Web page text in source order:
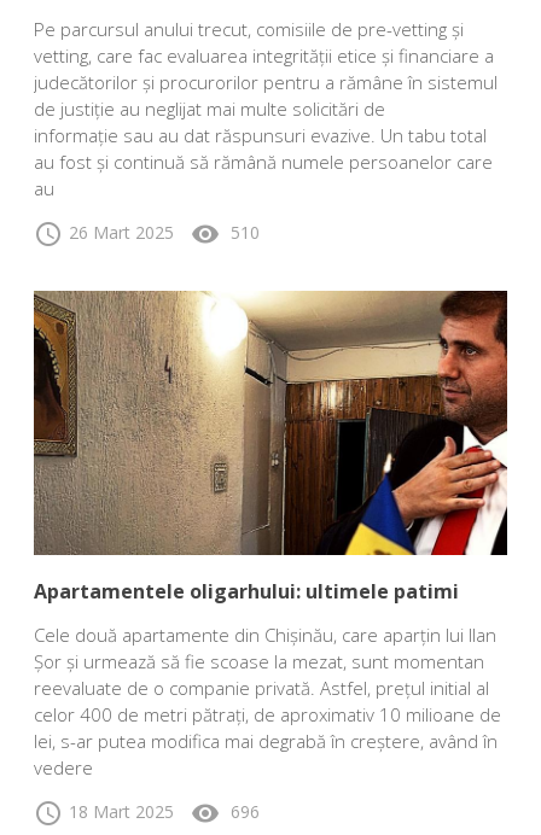
Pe parcursul anului trecut, comisiile de pre-vetting și
vetting, care fac evaluarea integrității etice și financiare a
judecătorilor și procurorilor pentru a rămâne în sistemul
de justiție au neglijat mai multe solicitări de
informație sau au dat răspunsuri evazive. Un tabu total
au fost și continuă să rămână numele persoanelor care
au
schedule 26 Mart 2025 visibility 510
Apartamentele oligarhului: ultimele patimi
Cele două apartamente din Chișinău, care aparțin lui Ilan
Șor și urmează să fie scoase la mezat, sunt momentan
reevaluate de o companie privată. Astfel, prețul initial al
celor 400 de metri pătrați, de aproximativ 10 milioane de
lei, s-ar putea modifica mai degrabă în creștere, având în
vedere
schedule 18 Mart 2025 visibility 696